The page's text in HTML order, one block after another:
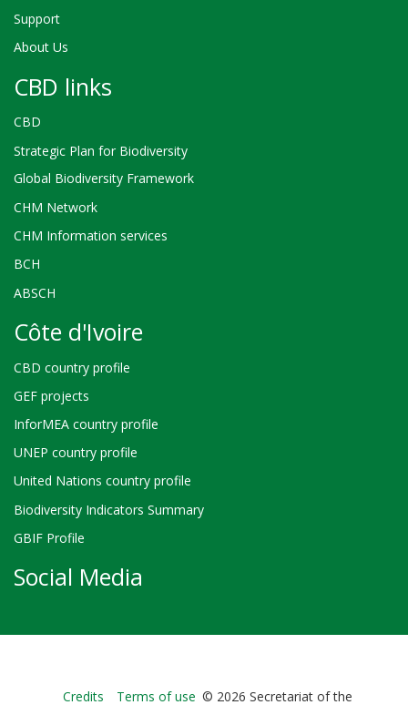
Support
About Us
CBD links
CBD
Strategic Plan for Biodiversity
Global Biodiversity Framework
CHM Network
CHM Information services
BCH
ABSCH
Côte d'Ivoire
CBD country profile
GEF projects
InforMEA country profile
UNEP country profile
United Nations country profile
Biodiversity Indicators Summary
GBIF Profile
Social Media
Bioland
Credits Terms of use © 2026 Secretariat of the